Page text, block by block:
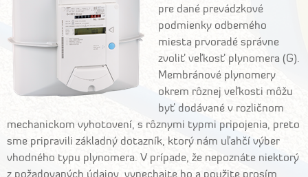
pre dané prevádzkové
podmienky odberného
miesta prvoradé správne
zvoliť veľkosť plynomera (G).
Membránové plynomery
okrem rôznej veľkosti môžu
byť dodávané v rozličnom
mechanickom vyhotovení, s rôznymi typmi pripojenia, preto
sme pripravili základný dotazník, ktorý nám uľahčí výber
vhodného typu plynomera. V prípade, že nepoznáte niektorý
z požadovaných údajov, vynechajte ho a použite prosím